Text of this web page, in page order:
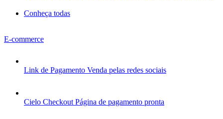
Conheça todas
E-commerce
Link de Pagamento Venda pelas redes sociais
Cielo Checkout Página de pagamento pronta